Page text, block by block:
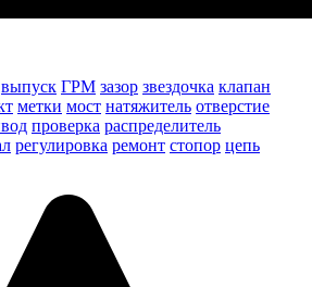
выпуск ГРМ зазор звездочка клапан
метки мост натяжитель отверстие
проверка распределитель
регулировка ремонт стопор цепь